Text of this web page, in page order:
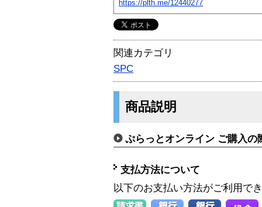
https://plth.me/12440277
関連カテゴリ
SPC
商品説明
ぷらっとオンライン ご購入の
支払方法について
以下のお支払い方法がご利用で